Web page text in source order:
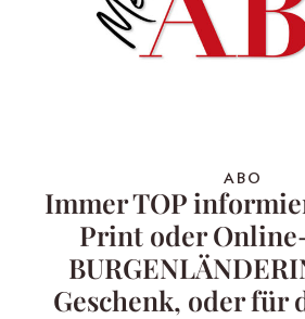
ABO
Immer TOP
Print oder
Geschenk, oder für